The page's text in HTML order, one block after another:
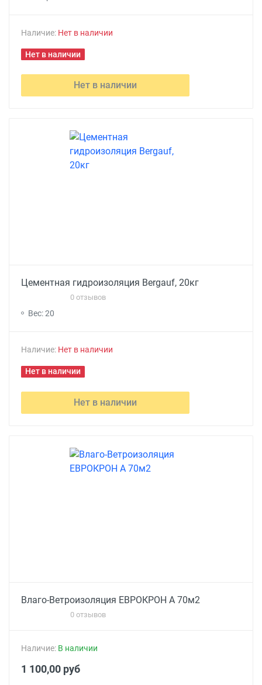
Наличие: Нет в наличии
Нет в наличии
Нет в наличии
Цементная гидроизоляция Bergauf, 20кг
0 отзывов
Вес: 20
Наличие: Нет в наличии
Нет в наличии
Нет в наличии
Влаго-Ветроизоляция ЕВРОКРОН А 70м2
0 отзывов
Наличие: В наличии
1 100,00 руб